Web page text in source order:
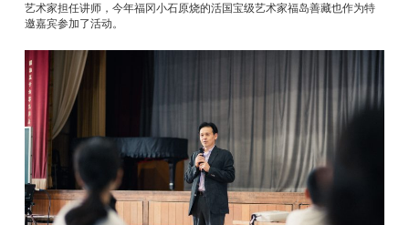
艺术家担任讲师，今年福冈小石原烧的活国宝级艺术家福岛善藏也作为特
邀嘉宾参加了活动。